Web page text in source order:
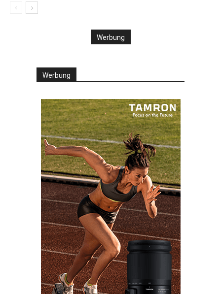
Werbung
Werbung